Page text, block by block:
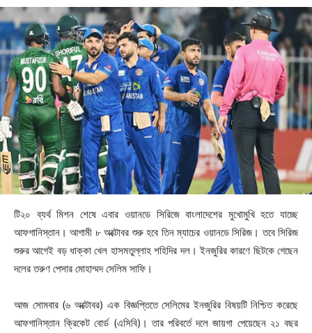
টি২০ ব্যর্থ মিশন শেষে এবার ওয়ানডে সিরিজে বাংলাদেশের মুখোমুখি হতে যাচ্ছে
আফগানিস্তান। আগামী ৮ অক্টোবর শুরু হবে তিন ম্যাচের ওয়ানডে সিরিজ। তবে সিরিজ
শুরুর আগেই বড় ধাক্কা খেল হাসমতুল্লাহ শহিদির দল। ইনজুরির কারণে ছিটকে গেছেন
দলের তরুণ পেসার মোহাম্মদ সেলিম সাফি।
আজ সোমবার (৬ অক্টোবর) এক বিজ্ঞপ্তিতে সেলিমের ইনজুরির বিষয়টি নিশ্চিত করেছে
আফগানিস্তান ক্রিকেট বোর্ড (এসিবি)। তার পরিবর্তে দলে জায়গা পেয়েছেন ২১ বছর